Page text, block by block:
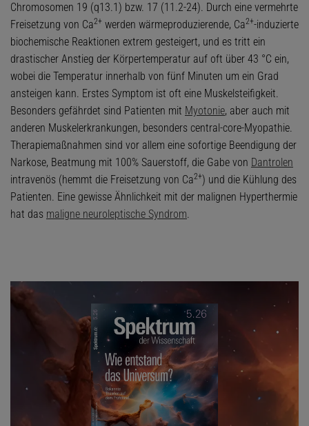
Chromosomen 19 (q13.1) bzw. 17 (11.2-24). Durch eine vermehrte
Freisetzung von Ca2+ werden wärmeproduzierende, Ca2+-induzierte
biochemische Reaktionen extrem gesteigert, und es tritt ein
drastischer Anstieg der Körpertemperatur auf oft über 43 °C ein,
wobei die Temperatur innerhalb von fünf Minuten um ein Grad
ansteigen kann. Erstes Symptom ist oft eine Muskelsteifigkeit.
Besonders gefährdet sind Patienten mit Myotonie, aber auch mit
anderen Muskelerkrankungen, besonders central-core-Myopathie.
Therapiemaßnahmen sind vor allem eine sofortige Beendigung der
Narkose, Beatmung mit 100% Sauerstoff, die Gabe von Dantrolen
intravenös (hemmt die Freisetzung von Ca2+) und die Kühlung des
Patienten. Eine gewisse Ähnlichkeit mit der malignen Hyperthermie
hat das maligne neuroleptische Syndrom.